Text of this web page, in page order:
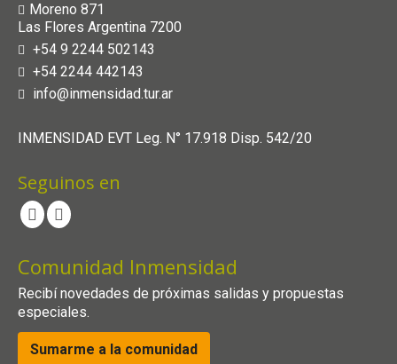
Moreno 871
Las Flores Argentina 7200
+54 9 2244 502143
+54 2244 442143
info@inmensidad.tur.ar
INMENSIDAD EVT Leg. N° 17.918 Disp. 542/20
Seguinos en
Comunidad Inmensidad
Recibí novedades de próximas salidas y propuestas
especiales.
Sumarme a la comunidad